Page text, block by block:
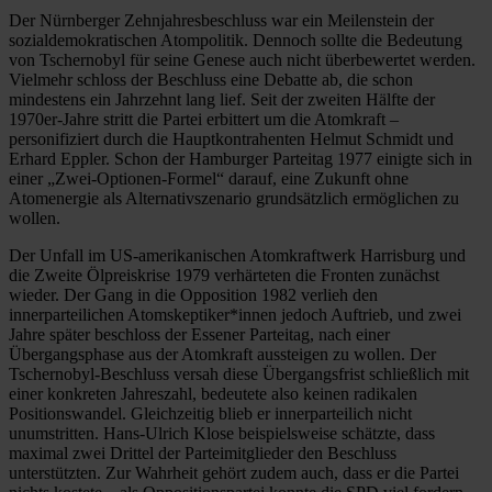
Der Nürnberger Zehnjahresbeschluss war ein Meilenstein der
sozialdemokratischen Atompolitik. Dennoch sollte die Bedeutung
von Tschernobyl für seine Genese auch nicht überbewertet werden.
Vielmehr schloss der Beschluss eine Debatte ab, die schon
mindestens ein Jahrzehnt lang lief. Seit der zweiten Hälfte der
1970er-Jahre stritt die Partei erbittert um die Atomkraft –
personifiziert durch die Hauptkontrahenten Helmut Schmidt und
Erhard Eppler. Schon der Hamburger Parteitag 1977 einigte sich in
einer „Zwei-Optionen-Formel“ darauf, eine Zukunft ohne
Atomenergie als Alternativszenario grundsätzlich ermöglichen zu
wollen.
Der Unfall im US-amerikanischen Atomkraftwerk Harrisburg und
die Zweite Ölpreiskrise 1979 verhärteten die Fronten zunächst
wieder. Der Gang in die Opposition 1982 verlieh den
innerparteilichen Atomskeptiker*innen jedoch Auftrieb, und zwei
Jahre später beschloss der Essener Parteitag, nach einer
Übergangsphase aus der Atomkraft aussteigen zu wollen. Der
Tschernobyl-Beschluss versah diese Übergangsfrist schließlich mit
einer konkreten Jahreszahl, bedeutete also keinen radikalen
Positionswandel. Gleichzeitig blieb er innerparteilich nicht
unumstritten. Hans-Ulrich Klose beispielsweise schätzte, dass
maximal zwei Drittel der Parteimitglieder den Beschluss
unterstützten. Zur Wahrheit gehört zudem auch, dass er die Partei